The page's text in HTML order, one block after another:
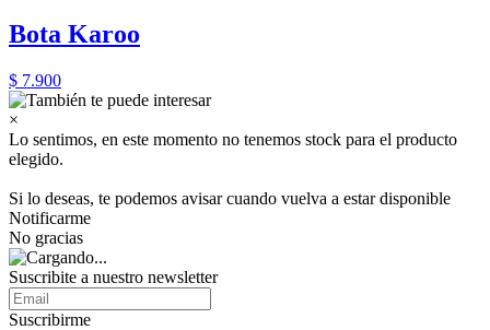
Bota Karoo
$ 7.900
×
Lo sentimos, en este momento no tenemos stock para el producto
elegido.
Si lo deseas, te podemos avisar cuando vuelva a estar disponible
Notificarme
No gracias
Suscribite a nuestro newsletter
Suscribirme